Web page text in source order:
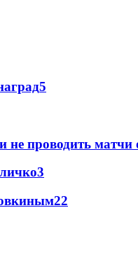
5
проводить
3
22